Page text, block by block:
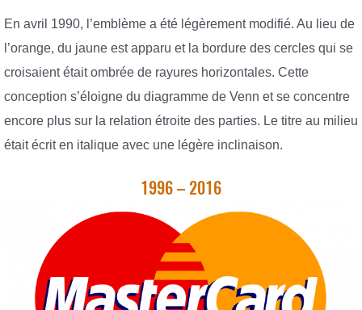
En avril 1990, l’emblème a été légèrement modifié. Au lieu de
l’orange, du jaune est apparu et la bordure des cercles qui se
croisaient était ombrée de rayures horizontales. Cette
conception s’éloigne du diagramme de Venn et se concentre
encore plus sur la relation étroite des parties. Le titre au milieu
était écrit en italique avec une légère inclinaison.
1996 – 2016